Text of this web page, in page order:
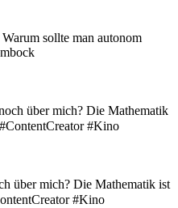
sollte man autonom
über mich? Die Mathematik ist
#Kino